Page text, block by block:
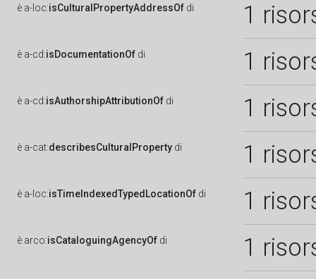
è a-loc:isCulturalPropertyAddressOf di 1
è a-cd:isDocumentationOf di 1
è a-cd:isAuthorshipAttributionOf di 1
è a-cat:describesCulturalProperty di 1
è a-loc:isTimeIndexedTypedLocationOf di 1
è arco:isCataloguingAgencyOf di 1